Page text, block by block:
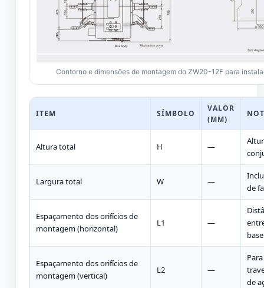
Contorno e dimensões de montagem do ZW20-12F para
ITEM SÍMBOLO
VALOR
(MM)
Altura total H —
Largura total W —
de
Espaçamento dos orifícios de
montagem (horizontal)
L1 —
base
Espaçamento dos orifícios de
montagem (vertical)
L2 —
de